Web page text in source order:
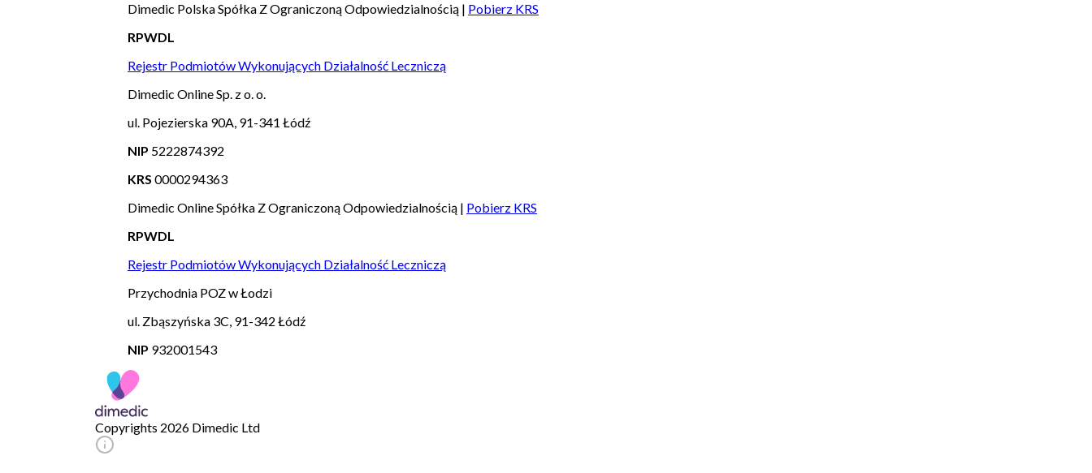
Dimedic Polska Spółka Z Ograniczoną Odpowiedzialnością | Pobierz KRS
RPWDL
Rejestr Podmiotów Wykonujących Działalność Leczniczą
Dimedic Online Sp. z o. o.
ul. Pojezierska 90A, 91-341 Łódź
NIP 5222874392
KRS 0000294363
Dimedic Online Spółka Z Ograniczoną Odpowiedzialnością | Pobierz KRS
RPWDL
Rejestr Podmiotów Wykonujących Działalność Leczniczą
Przychodnia POZ w Łodzi
ul. Zbąszyńska 3C, 91-342 Łódź
NIP 932001543
Copyrights 2026 Dimedic Ltd